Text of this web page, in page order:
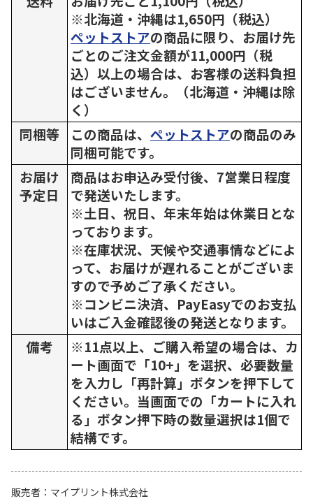
※北海道・沖縄は1,650円（税込）
ペットストアの商品に限り、お届け先
ごとのご注文金額が11,000円（税
込）以上の場合は、お客様の送料負担
はございません。（北海道・沖縄は除
く）
同梱等
この商品は、 ペットストアの商品のみ
同梱可能です。
お届け
予定日
商品はお申込み受付後、7営業日程度
で発送いたします。
※土日、祝日、年末年始は休業日とな
っております。
※在庫状況、天候や交通事情などによ
って、お届けが遅れることがございま
すので予めご了承ください。
※コンビニ決済、PayEasyでのお支払
いはご入金確認後の発送となります。
備考
※11点以上、ご購入希望の場合は、カ
ート画面で「10+」を選択、必要数量
を入力し「再計算」ボタンを押下して
ください。当画面での「カートに入れ
る」ボタン押下時の数量選択は1個で
結構です。
販売者
マイプリント株式会社